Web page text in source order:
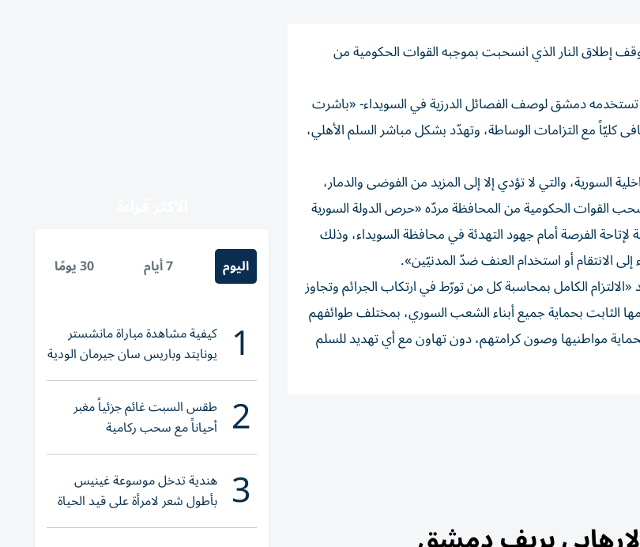
إطلاق النار الذي انسحبت بموجبه القوات الحكومية من
تستخدمه دمشق لوصف الفصائل الدرزية في السويداء- «باشرت
كليّاً مع التزامات الوساطة، وتهدّد بشكل مباشر السلم الأهلي،
السورية، والتي لا تؤدي إلا إلى المزيد من الفوضى والدمار،
القوات الحكومية من المحافظة مردّه «حرص الدولة السورية
لإتاحة الفرصة أمام جهود التهدئة في محافظة السويداء، وذلك
الانتقام أو استخدام العنف ضدّ المدنيّين».
الكامل بمحاسبة كل من تورّط في ارتكاب الجرائم وتجاوز
الثابت بحماية جميع أبناء الشعب السوري، بمختلف طوائفهم
مواطنيها وصون كرامتهم، دون تهاون مع أي تهديد للسلم
اليوم 7 أيام 30 يومًا
1 كيفية مشاهدة مباراة مانشستر
يونايتد وباريس سان جيرمان الودية
والقنوات الناقلة
2 طقس السبت غائم جزئياً مغبر
أحياناً مع سحب ركامية
3 هندية تدخل موسوعة غينيس
بأطول شعر لامرأة على قيد الحياة